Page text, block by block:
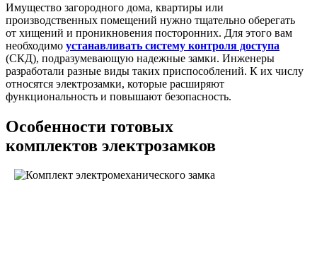
Имущество загородного дома, квартиры или
производственных помещений нужно тщательно оберегать
от хищений и проникновения посторонних. Для этого вам
необходимо устанавливать систему контроля доступа
(СКД), подразумевающую надежные замки. Инженеры
разработали разные виды таких приспособлений. К их числу
относятся электрозамки, которые расширяют
функциональность и повышают безопасность.
Особенности готовых
комплектов электрозамков